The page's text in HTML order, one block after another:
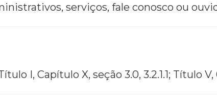
serviços, fale conosco ou
I, Capítulo X, seção 3.0, 3.2.1.1; Título V,